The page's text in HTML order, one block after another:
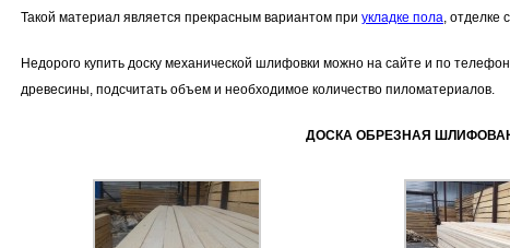
Такой материал является прекрасным вариантом при укладке пола , отделке
Недорого купить доску механической шлифовки можно на сайте и по
древесины, подсчитать объем и необходимое количество пиломатериалов.
ДОСКА ОБРЕЗНАЯ